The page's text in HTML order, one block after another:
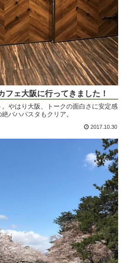
フェ大阪に行ってきました！
やはり大阪、トークの面白さに安定感
バハパスタもクリア。
2017.10.30